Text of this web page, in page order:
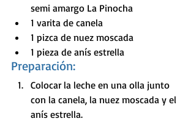
semi amargo La Pinocha
1 varita de canela
1 pizca de nuez moscada
1 pieza de anís estrella
Preparación:
Colocar la leche en una olla junto
con la canela, la nuez moscada y el
anís estrella.